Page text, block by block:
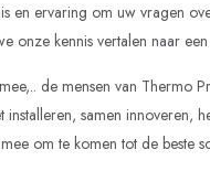
en ervaring om uw vragen
onze kennis vertalen naar
de mensen van Thermo
installeren, samen innoveren,
om te komen tot de beste